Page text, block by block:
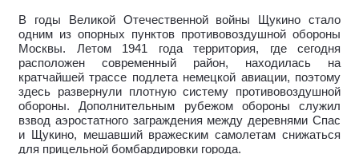
В годы Великой Отечественной войны Щукино стало
одним из опорных пунктов противовоздушной обороны
Москвы. Летом 1941 года территория, где сегодня
расположен современный район, находилась на
кратчайшей трассе подлета немецкой авиации, поэтому
здесь развернули плотную систему противовоздушной
обороны. Дополнительным рубежом обороны служил
взвод аэростатного заграждения между деревнями Спас
и Щукино, мешавший вражеским самолетам снижаться
для прицельной бомбардировки города.